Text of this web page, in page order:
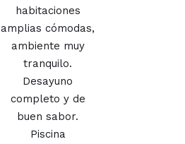
habitaciones
amplias cómodas,
ambiente muy
tranquilo.
Desayuno
completo y de
buen sabor.
Piscina